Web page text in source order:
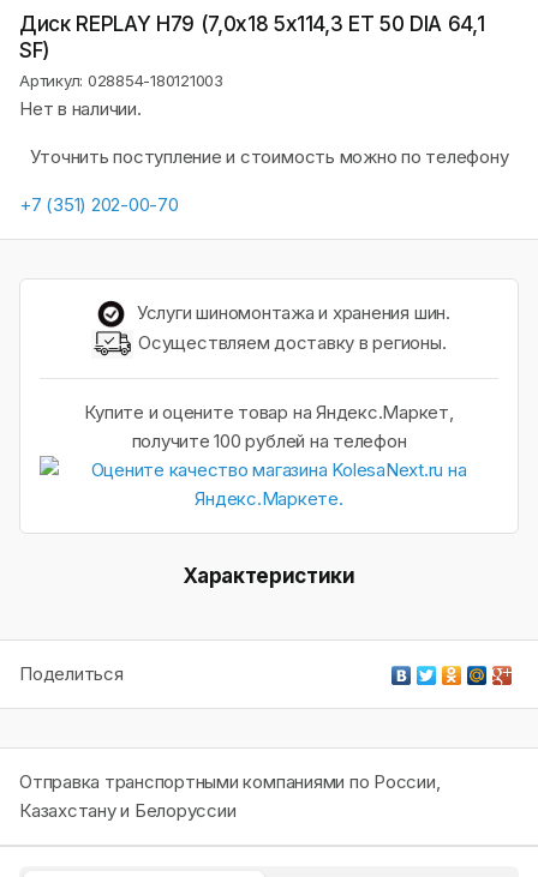
Диск REPLAY H79 (7,0х18 5x114,3 ET 50 DIA 64,1
SF)
Артикул: 028854-180121003
Нет в наличии.
Уточнить поступление и стоимость можно по телефону
+7 (351) 202-00-70
Услуги шиномонтажа и хранения шин.
Осуществляем доставку в регионы.
Купите и оцените товар на Яндекс.Маркет,
получите 100 рублей на телефон
Характеристики
Поделиться
Отправка транспортными компаниями по России,
Казахстану и Белоруссии